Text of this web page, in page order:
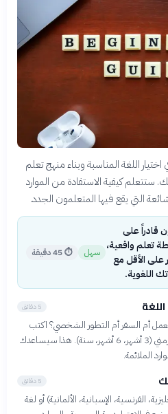
اللغة المناسبة وبناء منهج تعلم
كيفية الاستفادة من الموارد
التي يقع فيها المتعلمون الجدد.
قادراً على
تعلم واقعية،
على الأقل مع
اللغوية.
سهل ⏱45 دقيقة
5 دقائق
أم السفر أم التطور الشخصي؟ اكتب
هدفك بوضوح وحدد الإطار الزمني (3 أشهر، 6 أشهر، سنة). هذا سيساعدك
الملائمة.
5 دقائق
الفرنسية، الإسبانية، الألمانية) أو لغة